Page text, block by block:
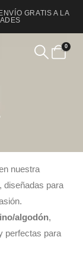
GRATIS A LA
0
nuestra
, diseñadas para
algodón,
perfectas para